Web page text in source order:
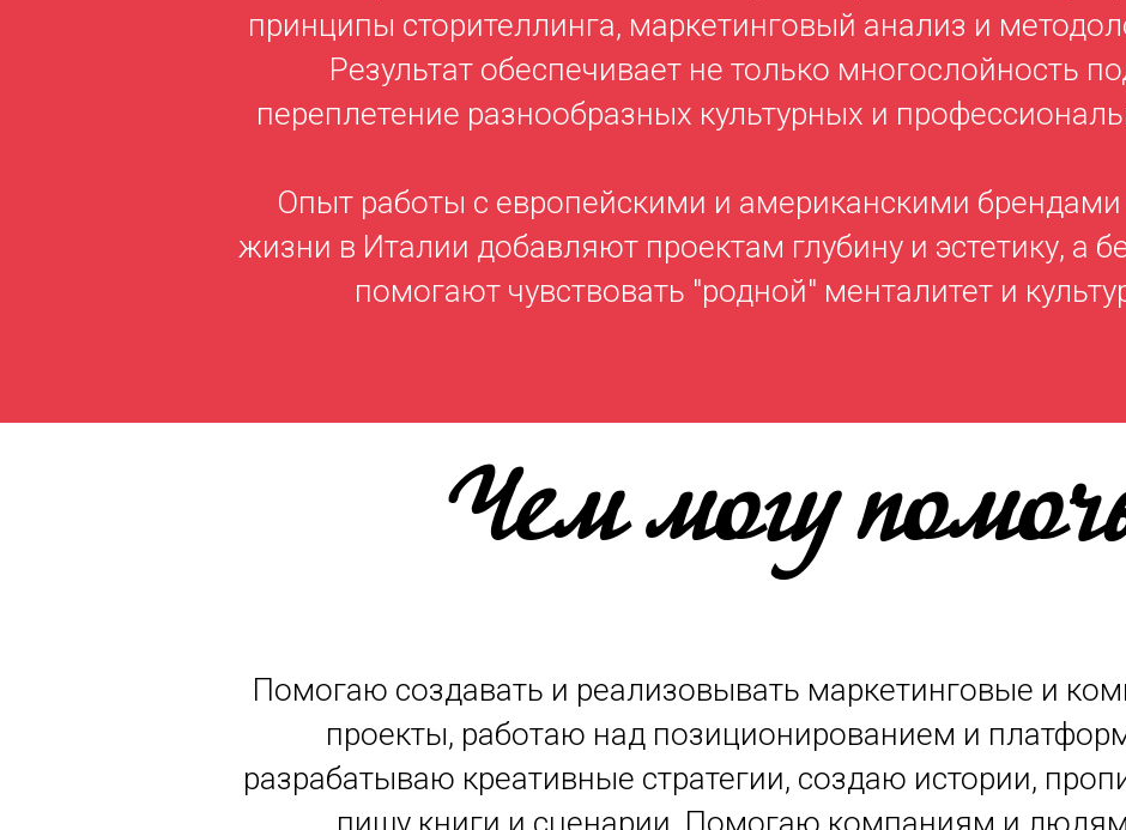
принципы сторителлинга, маркетинговый анализ и
Результат обеспечивает не только многослойность
переплетение разнообразных культурных и
Опыт работы с европейскими и американскими брендами
жизни в Италии добавляют проектам глубину и эстетику, а
помогают чувствовать "родной" менталитет и
Чем могу
Помогаю создавать и реализовывать маркетинговые и
проекты, работаю над позиционированием и
разрабатываю креативные стратегии, создаю истории,
пишу книги и сценарии. Помогаю компаниям и